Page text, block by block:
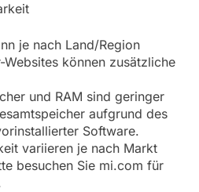
je nach Land/Region
können zusätzliche
und RAM sind geringer
aufgrund des
Software.
variieren je nach Markt
besuchen Sie mi.com für